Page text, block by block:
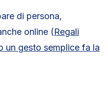
di persona,
online (Regali
un gesto semplice fa la